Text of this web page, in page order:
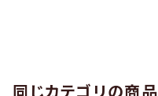
同じカテゴリの商品